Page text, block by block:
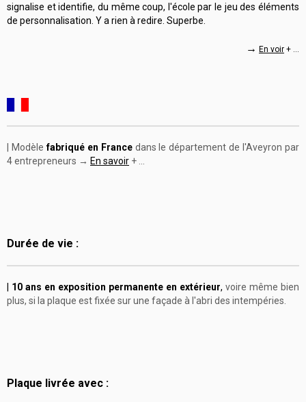
signalise et identifie, du même coup, l'école par le jeu des éléments
de personnalisation. Y a rien à redire. Superbe.
→ En voir + ...
| Modèlefabriqué en France dans le département de l'Aveyron par
4 entrepreneurs → En savoir + ...
Durée de vie :
10 ans en exposition permanente en extérieur, voire même bien
plus, si la plaque est fixée sur une façade à l'abri des intempéries.
Plaque livrée avec :